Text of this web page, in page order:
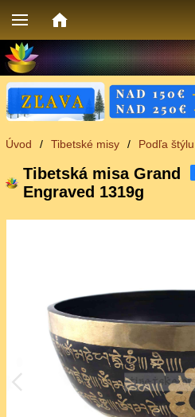
Úvod / Tibetské misy / Podľa štýlu
Tibetská misa Grand
Engraved 1319g